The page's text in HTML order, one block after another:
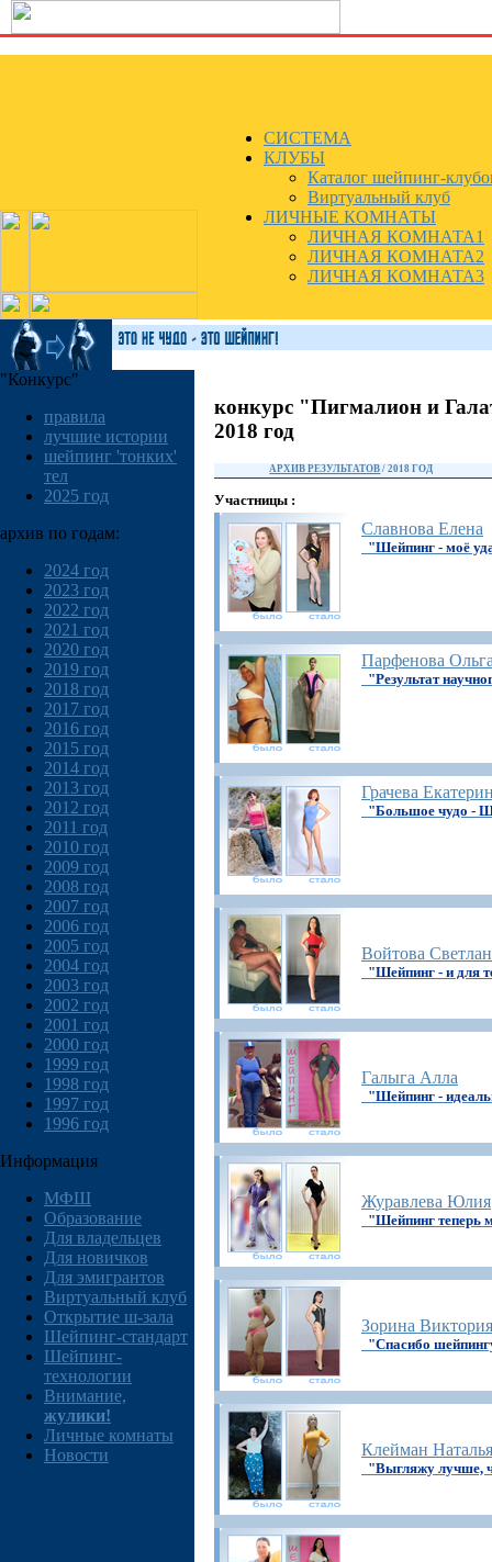
СИСТЕМА
КЛУБЫ
Каталог шейпинг-
Виртуальный клуб
ЛИЧНЫЕ КОМНАТЫ
ЛИЧНАЯ КОМНАТА1
ЛИЧНАЯ КОМНАТА2
ЛИЧНАЯ КОМНАТА3
"Конкурс"
правила
лучшие истории
шейпинг 'тонких'
тел
2025 год
архив по годам:
2024 год
2023 год
2022 год
2021 год
2020 год
2019 год
2018 год
2017 год
2016 год
2015 год
2014 год
2013 год
2012 год
2011 год
2010 год
2009 год
2008 год
2007 год
2006 год
2005 год
2004 год
2003 год
2002 год
2001 год
2000 год
1999 год
1998 год
1997 год
1996 год
Информация
МФШ
Образование
Для владельцев
Для новичков
Для эмигрантов
Виртуальный клуб
Открытие ш-зала
Шейпинг-стандарт
Шейпинг-
технологии
Внимание,
жулики!
Личные комнаты
Новости
конкурс "Пигмалион и
2018 год
АРХИВ РЕЗУЛЬТАТОВ / 2018 ГОД
Участницы :
Славнова Елена
"Шейпинг - моё
Парфенова
"Результат
Грачева
"Большое чудо
Войтова
"Шейпинг - и для
Галыга Алла
"Шейпинг -
Журавлева Юлия
"Шейпинг теперь
Зорина Виктория
"Спасибо
Клейман Наталья
"Выгляжу лучше,